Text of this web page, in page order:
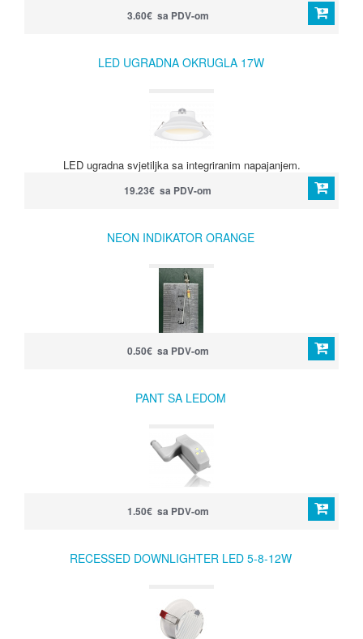
3.60€ sa PDV-om
LED UGRADNA OKRUGLA 17W
LED ugradna svjetiljka sa integriranim napajanjem.
19.23€ sa PDV-om
NEON INDIKATOR ORANGE
0.50€ sa PDV-om
PANT SA LEDOM
1.50€ sa PDV-om
RECESSED DOWNLIGHTER LED 5-8-12W